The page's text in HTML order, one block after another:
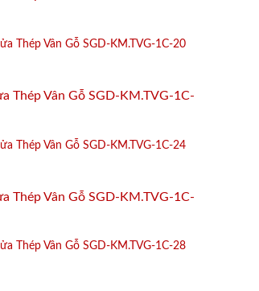
Thép Vân Gỗ SGD-KM.TVG-1C-20
Thép Vân Gỗ SGD-KM.TVG-1C-24
Thép Vân Gỗ SGD-KM.TVG-1C-28